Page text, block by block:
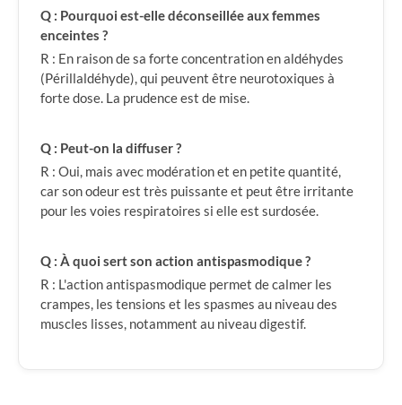
Q : Pourquoi est-elle déconseillée aux femmes
enceintes ?
R : En raison de sa forte concentration en aldéhydes
(Périllaldéhyde), qui peuvent être neurotoxiques à
forte dose. La prudence est de mise.
Q : Peut-on la diffuser ?
R : Oui, mais avec modération et en petite quantité,
car son odeur est très puissante et peut être irritante
pour les voies respiratoires si elle est surdosée.
Q : À quoi sert son action antispasmodique ?
R : L'action antispasmodique permet de calmer les
crampes, les tensions et les spasmes au niveau des
muscles lisses, notamment au niveau digestif.